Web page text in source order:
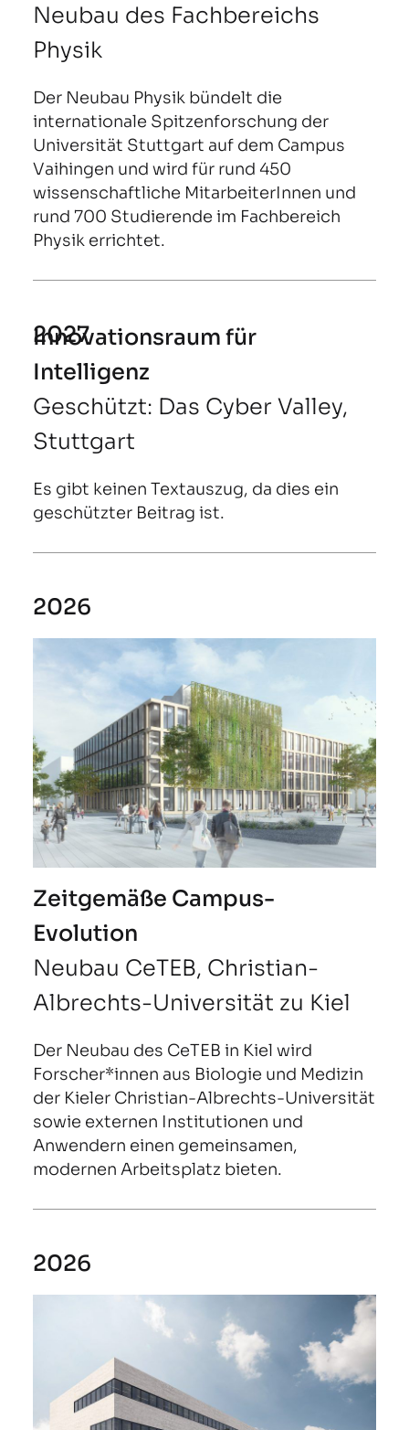
Neubau des Fachbereichs
Physik
Der Neubau Physik bündelt die
internationale Spitzenforschung der
Universität Stuttgart auf dem Campus
Vaihingen und wird für rund 450
wissenschaftliche MitarbeiterInnen und
rund 700 Studierende im Fachbereich
Physik errichtet.
2027
Innovationsraum für
Intelligenz
Geschützt: Das Cyber Valley,
Stuttgart
Es gibt keinen Textauszug, da dies ein
geschützter Beitrag ist.
2026
Zeitgemäße Campus-
Evolution
Neubau CeTEB, Christian-
Albrechts-Universität zu Kiel
Der Neubau des CeTEB in Kiel wird
Forscher*innen aus Biologie und Medizin
der Kieler Christian-Albrechts-Universität
sowie externen Institutionen und
Anwendern einen gemeinsamen,
modernen Arbeitsplatz bieten.
2026